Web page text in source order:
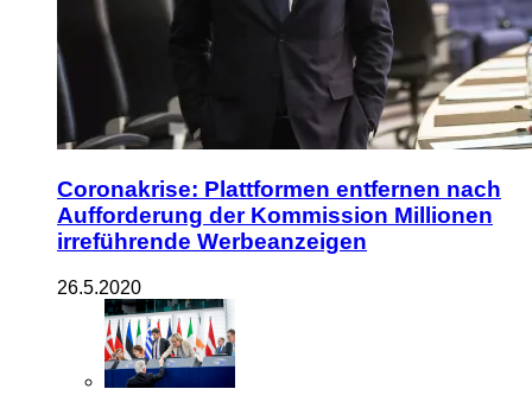
Coronakrise: Plattformen entfernen nach
Aufforderung der Kommission Millionen
irreführende Werbeanzeigen
26.5.2020